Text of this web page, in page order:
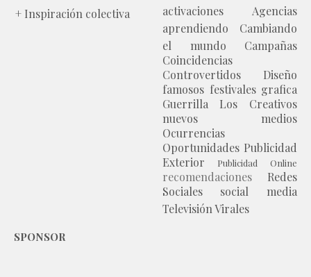
+ Inspiración colectiva activaciones
Agencias
aprendiendo
Cambiando
el mundo
Campañas
Coincidencias
Controvertidos
Diseño
famosos festivales grafica
Guerrilla
Los Creativos
nuevos medios
Ocurrencias
Oportunidades Publicidad
Exterior
Publicidad Online
recomendaciones
Redes
Sociales
social media
TelevisiónVirales
SPONSOR